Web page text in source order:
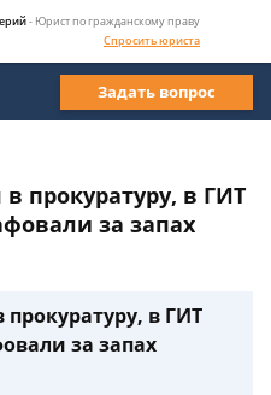
- Юрист по гражданскому праву
Спросить юриста
Задать вопрос
прокуратуру, в ГИТ
за запах
в ГИТ
за запах